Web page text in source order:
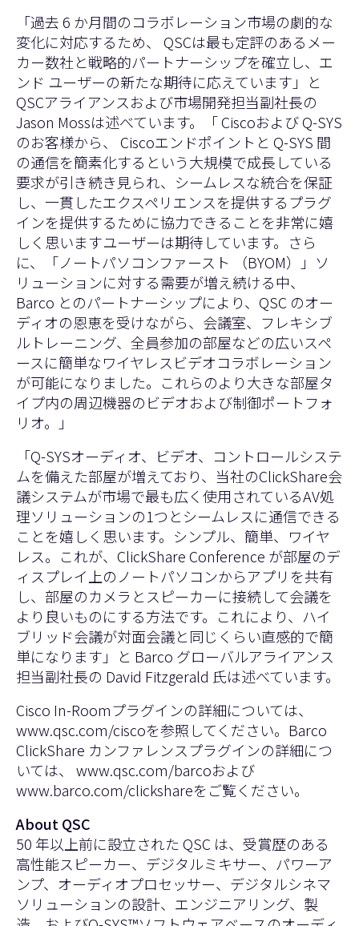
「過去 6 か月間のコラボレーション市場の劇的な
変化に対応するため、 QSCは最も定評のあるメー
カー数社と戦略的パートナーシップを確立し、エ
ンド ユーザーの新たな期待に応えています」と
QSCアライアンスおよび市場開発担当副社長の
Jason Mossは述べています。「 Ciscoおよび Q-SYS
のお客様から、 Ciscoエンドポイントと Q-SYS 間
の通信を簡素化するという大規模で成長している
要求が引き続き見られ、シームレスな統合を保証
し、一貫したエクスペリエンスを提供するプラグ
インを提供するために協力できることを非常に嬉
しく思いますユーザーは期待しています。さら
に、「ノートパソコンファースト （BYOM）」ソ
リューションに対する需要が増え続ける中、
Barco とのパートナーシップにより、QSC のオー
ディオの恩恵を受けながら、会議室、フレキシブ
ルトレーニング、全員参加の部屋などの広いスペ
ースに簡単なワイヤレスビデオコラボレーション
が可能になりました。これらのより大きな部屋タ
イプ内の周辺機器のビデオおよび制御ポートフォ
リオ。」
「Q-SYSオーディオ、ビデオ、コントロールシステ
ムを備えた部屋が増えており、当社のClickShare会
議システムが市場で最も広く使用されているAV処
理ソリューションの1つとシームレスに通信できる
ことを嬉しく思います。シンプル、簡単、ワイヤ
レス。これが、ClickShare Conference が部屋のデ
ィスプレイ上のノートパソコンからアプリを共有
し、部屋のカメラとスピーカーに接続して会議を
より良いものにする方法です。これにより、ハイ
ブリッド会議が対面会議と同じくらい直感的で簡
単になります」と Barco グローバルアライアンス
担当副社長の David Fitzgerald 氏は述べています。
Cisco In-Roomプラグインの詳細については、
www.qsc.com/ciscoを参照してください。Barco
ClickShare カンファレンスプラグインの詳細につ
いては、 www.qsc.com/barcoおよび
www.barco.com/clickshareをご覧ください。
About QSC
50 年以上前に設立された QSC は、受賞歴のある
高性能スピーカー、デジタルミキサー、パワーア
ンプ、オーディオプロセッサー、デジタルシネマ
ソリューションの設計、エンジニアリング、製